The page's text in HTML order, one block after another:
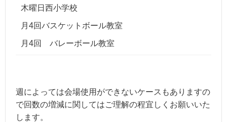
木曜日西小学校
月4回バスケットボール教室
月4回 バレーボール教室
週によっては会場使用ができないケースもありますの
で回数の増減に関してはご理解の程宜しくお願いいた
します。